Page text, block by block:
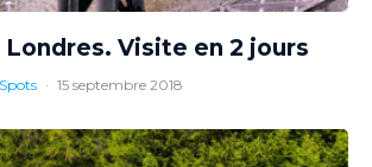
Visite en 2 jours
· 15 septembre 2018